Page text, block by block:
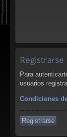
Registrarse
Para
usuarios
Condiciones
Registrarse